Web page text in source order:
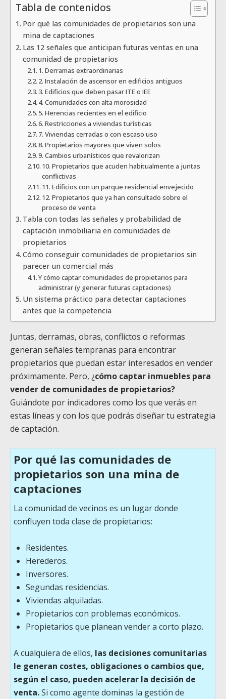
Tabla de contenidos
Por qué las comunidades de propietarios son una
mina de captaciones
Las 12 señales que anticipan futuras ventas en una
comunidad de propietarios
1. Derramas extraordinarias
2. Instalación de ascensor en edificios antiguos
3. Edificios que deben pasar ITE o IEE
4. Comunidades con alta morosidad
5. Herencias recientes en el edificio
6. Restricciones a viviendas turísticas
7. Viviendas cerradas o con escaso uso
8. Propietarios mayores que viven solos
9. Cambios urbanísticos que revalorizan
10. Propietarios que acuden habitualmente a juntas
conflictivas
11. Edificios con un parque residencial envejecido
12. Propietarios que ya han consultado sobre el
proceso de venta
Tabla con todas las señales y probabilidad de
captación inmobiliaria en comunidades de
propietarios
Cómo conseguir comunidades de propietarios sin
parecer un comercial más
Y cómo captar comunidades de propietarios para
administrar (y generar futuras captaciones)
Un sistema práctico para detectar captaciones
antes que la competencia
Juntas, derramas, obras, conflictos o reformas
generan señales tempranas para encontrar
propietarios que puedan estar interesados en vender
próximamente. Pero, ¿cómo captar inmuebles para
vender de comunidades de propietarios?
Guiándote por indicadores como los que verás en
estas líneas y con los que podrás diseñar tu estrategia
de captación.
Por qué las comunidades de
propietarios son una mina de
captaciones
La comunidad de vecinos es un lugar donde
confluyen toda clase de propietarios:
Residentes.
Herederos.
Inversores.
Segundas residencias.
Viviendas alquiladas.
Propietarios con problemas económicos.
Propietarios que planean vender a corto plazo.
A cualquiera de ellos, las decisiones comunitarias
le generan costes, obligaciones o cambios que,
según el caso, pueden acelerar la decisión de
venta.Si como agente dominas la gestión de